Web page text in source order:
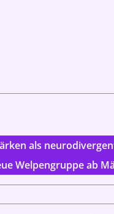
als
Welpengruppe ab